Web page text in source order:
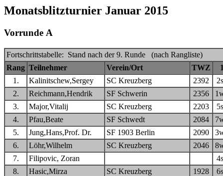
Monatsblitzturnier Januar 2015
Vorrunde A
Fortschrittstabelle: Stand nach der 9. Runde (nach Rangliste)
Rang Teilnehmer Verein/Ort TWZ
1.
Kalinitschew,Sergey SC Kreuzberg 2392
2.
Reichmann,Hendrik SF Schwerin 2356
3.
Major,Vitalij SC Kreuzberg 2203
4.
Pfau,Beate SF Schwedt 2084
5.
Jung,Hans,Prof. Dr. SF 1903 Berlin 2090
6.
Löhr,Wilhelm SC Kreuzberg 2046
7.
Filipovic, Zoran
8.
Hasic,Mirza SC Kreuzberg 1928